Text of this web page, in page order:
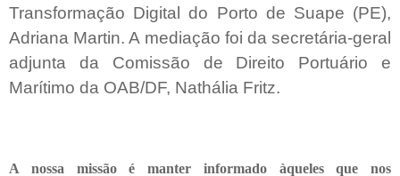
Transformação Digital do Porto de Suape (PE),
Adriana Martin. A mediação foi da secretária-geral
adjunta da Comissão de Direito Portuário e
Marítimo da OAB/DF, Nathália Fritz.
A nossa missão é manter informado àqueles que nos